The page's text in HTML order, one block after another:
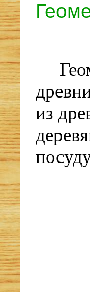
из